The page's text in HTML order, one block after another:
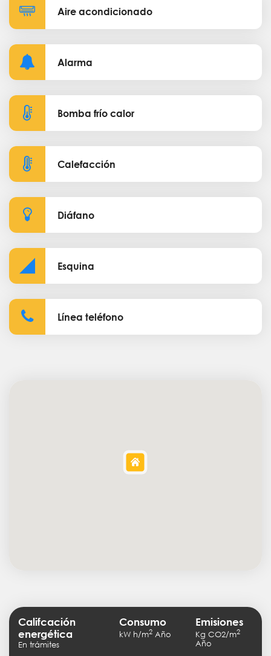
Aire acondicionado
Alarma
Bomba frío calor
Calefacción
Diáfano
Esquina
Línea teléfono
Califcación
energética
En trámites
Consumo
kW h/m2 Año
Emisiones
Kg CO2/m2
Año